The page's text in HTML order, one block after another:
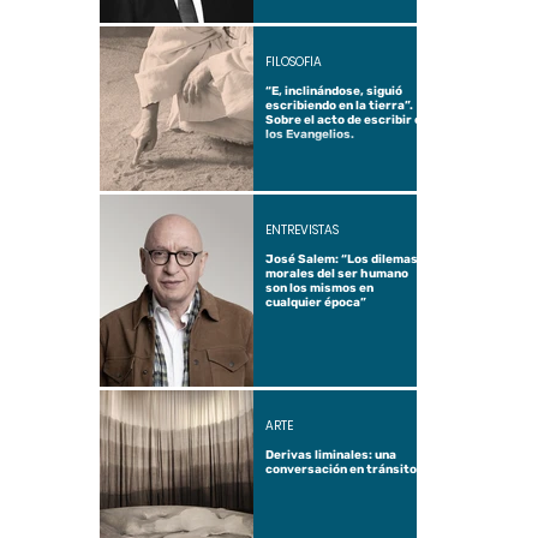
“E, inclinándose, siguió
escribiendo en la tierra”.
Sobre el acto de escribir en
los Evangelios.
FILOSOFÍA
José Salem: “Los dilemas
morales del ser humano
son los mismos en
cualquier época”
ENTREVISTAS
Derivas liminales: una
conversación en tránsito
ARTE